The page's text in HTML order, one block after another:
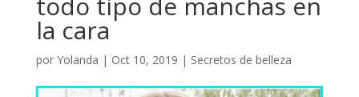
la cara
por Yolanda | Oct 10, 2019 | Secretos de belleza